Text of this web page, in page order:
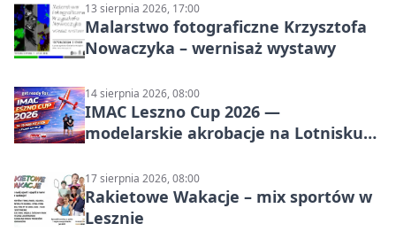
13 sierpnia 2026, 17:00
Malarstwo fotograficzne Krzysztofa
Nowaczyka – wernisaż wystawy
14 sierpnia 2026, 08:00
IMAC Leszno Cup 2026 —
modelarskie akrobacje na Lotnisku
17 sierpnia 2026, 08:00
Rakietowe Wakacje – mix sportów w
Lesznie